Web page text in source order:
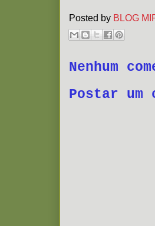
Posted by BLOG
Nenhum
Postar um